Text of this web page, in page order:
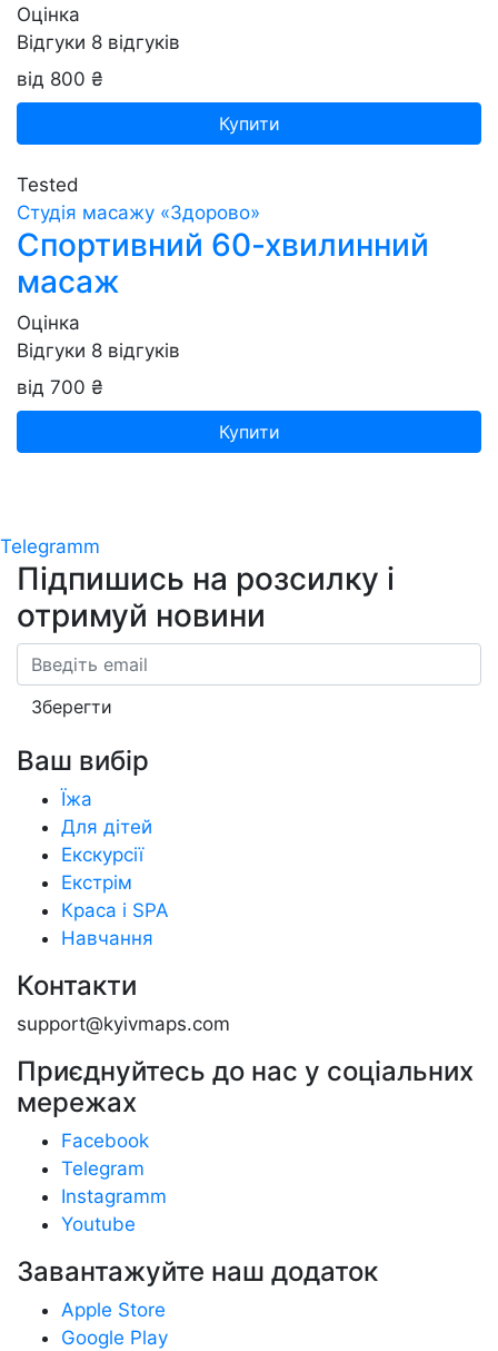
Оцінка
Відгуки 8 відгуків
від 800 ₴
Купити
Tested
Студія масажу «‎‎Здорово»
Спортивний 60-хвилинний
масаж
Оцінка
Відгуки 8 відгуків
від 700 ₴
Купити
Telegramm
Підпишись на розсилку і
отримуй новини
Email
Зберегти
Ваш вибір
Їжа
Для дітей
Екскурсії
Екстрім
Краса і SPA
Навчання
Контакти
support@kyivmaps.com
Приєднуйтесь до нас у соціальних
мережах
Facebook
Telegram
Instagramm
Youtube
Завантажуйте наш додаток
Apple Store
Google Play